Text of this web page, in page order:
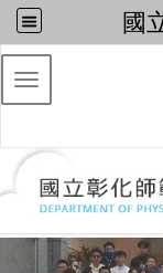
國
Toggle navigation